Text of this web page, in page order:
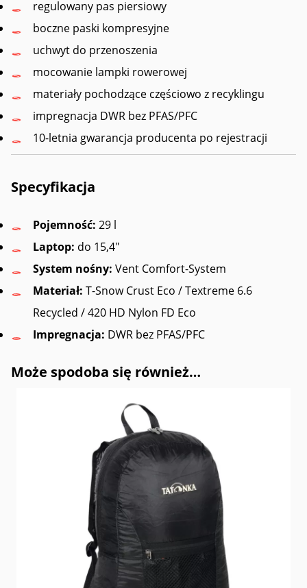
regulowany pas piersiowy
boczne paski kompresyjne
uchwyt do przenoszenia
mocowanie lampki rowerowej
materiały pochodzące częściowo z recyklingu
impregnacja DWR bez PFAS/PFC
10-letnia gwarancja producenta po rejestracji
Specyfikacja
Pojemność: 29 l
Laptop: do 15,4″
System nośny: Vent Comfort-System
Materiał: T-Snow Crust Eco / Textreme 6.6
Recycled / 420 HD Nylon FD Eco
Impregnacja: DWR bez PFAS/PFC
Może spodoba się również…